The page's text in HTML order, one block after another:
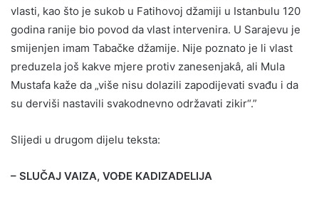
vlasti, kao što je sukob u Fatihovoj džamiji u Istanbulu 120
godina ranije bio povod da vlast intervenira. U Sarajevu je
smijenjen imam Tabačke džamije. Nije poznato je li vlast
preduzela još kakve mjere protiv zanesenjakâ, ali Mula
Mustafa kaže da „više nisu dolazili zapodijevati svađu i da
su derviši nastavili svakodnevno održavati zikir“.”
Slijedi u drugom dijelu teksta:
– SLUČAJ VAIZA, VOĐE KADIZADELIJA